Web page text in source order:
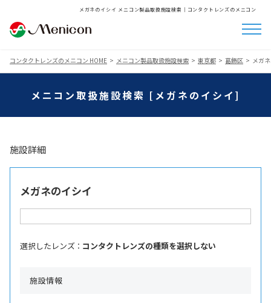
メガネのイシイ メニコン製品取扱施設検索│コンタクトレンズのメニコン
コンタクトレンズのメニコン HOME メニコン製品取扱施設検索 東京都 葛飾区 メガ
メニコン取扱施設検索 [メガネのイシイ]
施設詳細
メガネのイシイ
選択したレンズ ： コンタクトレンズの種類を選択しない
施設情報